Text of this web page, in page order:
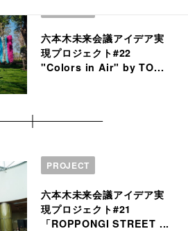
六本木未来会議アイデア実
現プロジェクト#22
"Colors in Air" by TO...
PROJECT
六本木未来会議アイデア実
現プロジェクト#21
「ROPPONGI STREET ...